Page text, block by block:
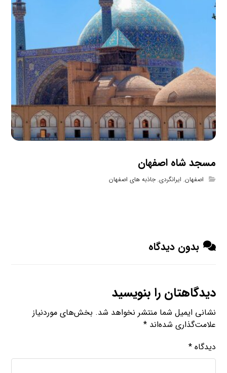
مسجد شاه اصفهان
اصفهان, ایرانگردی,جاذبه های اصفهان
بدون دیدگاه
دیدگاهتان را بنویسید
نشانی ایمیل شما منتشر نخواهد شد. بخش‌های موردنیاز
علامت‌گذاری شده‌اند*
دیدگاه*